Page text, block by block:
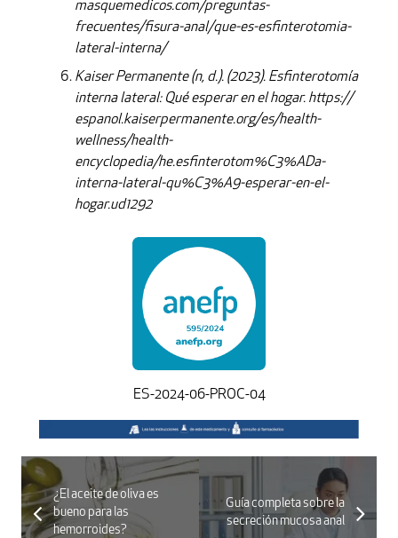
masquemedicos.com/preguntas-
frecuentes/fisura-anal/que-es-esfinterotomia-
lateral-interna/
Kaiser Permanente (n, d.). (2023). Esfinterotomía
interna lateral: Qué esperar en el hogar. https://
espanol.kaiserpermanente.org/es/health-
wellness/health-
encyclopedia/he.esfinterotom%C3%ADa-
interna-lateral-qu%C3%A9-esperar-en-el-
hogar.ud1292
ES-2024-06-PROC-04
¿El aceite de oliva es
bueno para las
hemorroides?
Guía completa sobre la
secreción mucosa anal